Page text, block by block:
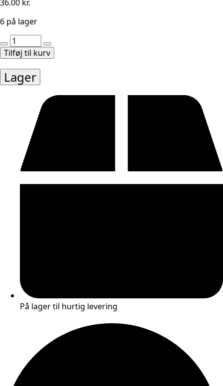
36.00 kr.
6 på lager
Karabinlås
stål
guldfarvet
13mm
antal
Tilføj til kurv
Lager
På lager til hurtig levering